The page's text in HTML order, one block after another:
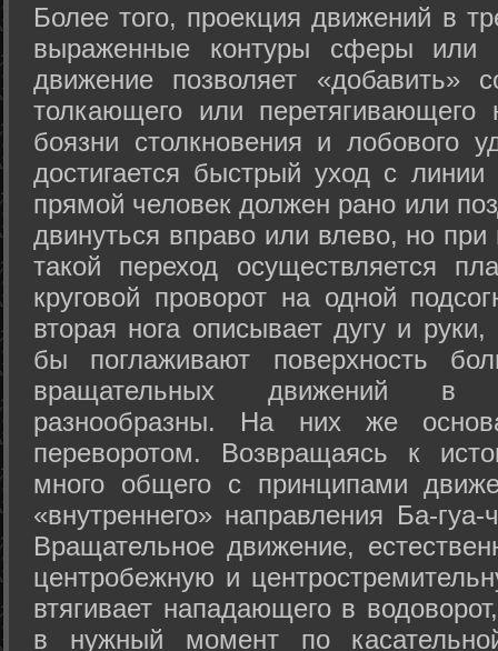
Более того, проекция движений в
выраженные контуры сферы или
движение позволяет «добавить»
толкающего или перетягивающего
боязни столкновения и лобового
достигается быстрый уход с
прямой человек должен рано или
двинуться вправо или влево, но
такой переход осуществляется
круговой проворот на одной
вторая нога описывает дугу и
бы поглаживают поверхность
вращательных движений в
разнообразны. На них же
переворотом. Возвращаясь к
много общего с принципами
«внутреннего» направления Ба-
Вращательное движение,
центробежную и
втягивает нападающего в
в нужный момент по